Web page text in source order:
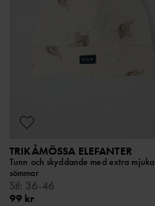
TRIKÅMÖSSA ELEFANTER
Tunn och skyddande med extra mjuka
sömmar
Stl: 36-46
99 kr